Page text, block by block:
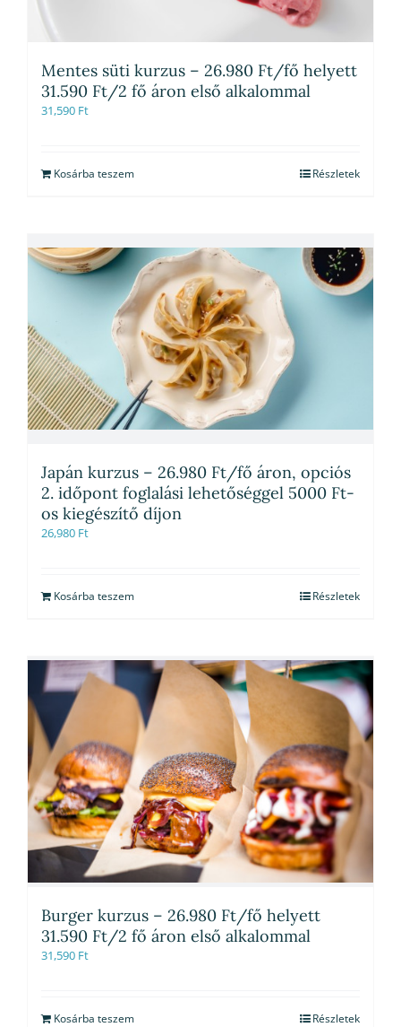
Mentes süti kurzus – 26.980 Ft/fő helyett
31.590 Ft/2 fő áron első alkalommal
31,590 Ft
Kosárba teszem Részletek
Japán kurzus – 26.980 Ft/fő áron, opciós
2. időpont foglalási lehetőséggel 5000 Ft-
os kiegészítő díjon
26,980 Ft
Kosárba teszem Részletek
Burger kurzus – 26.980 Ft/fő helyett
31.590 Ft/2 fő áron első alkalommal
31,590 Ft
Kosárba teszem Részletek